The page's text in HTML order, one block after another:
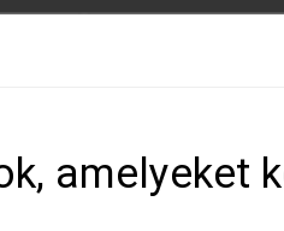
amelyeket